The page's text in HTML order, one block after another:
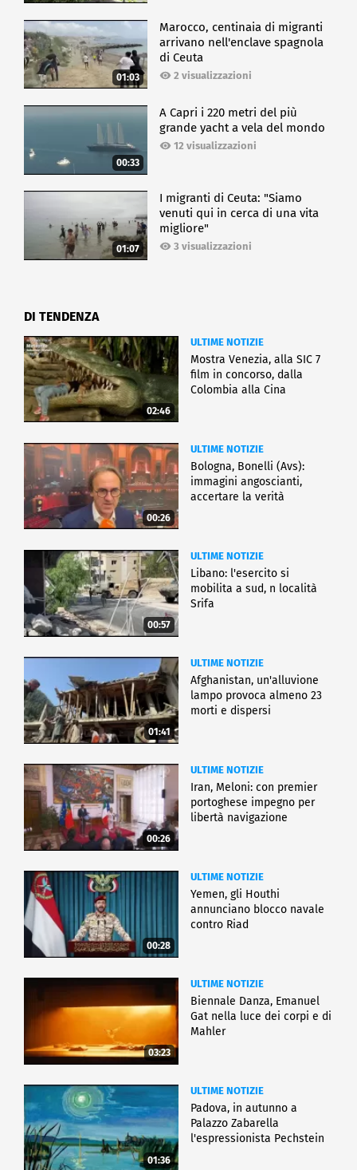
01:03
Marocco, centinaia di migranti
arrivano nell'enclave spagnola
di Ceuta
2 visualizzazioni
00:33
A Capri i 220 metri del più
grande yacht a vela del mondo
12 visualizzazioni
01:07
I migranti di Ceuta: "Siamo
venuti qui in cerca di una vita
migliore"
3 visualizzazioni
DI TENDENZA
02:46
ULTIME NOTIZIE
Mostra Venezia, alla SIC 7
film in concorso, dalla
Colombia alla Cina
00:26
ULTIME NOTIZIE
Bologna, Bonelli (Avs):
immagini angoscianti,
accertare la verità
00:57
ULTIME NOTIZIE
Libano: l'esercito si
mobilita a sud, n località
Srifa
01:41
ULTIME NOTIZIE
Afghanistan, un'alluvione
lampo provoca almeno 23
morti e dispersi
00:26
ULTIME NOTIZIE
Iran, Meloni: con premier
portoghese impegno per
libertà navigazione
00:28
ULTIME NOTIZIE
Yemen, gli Houthi
annunciano blocco navale
contro Riad
03:23
ULTIME NOTIZIE
Biennale Danza, Emanuel
Gat nella luce dei corpi e di
Mahler
01:36
ULTIME NOTIZIE
Padova, in autunno a
Palazzo Zabarella
l'espressionista Pechstein